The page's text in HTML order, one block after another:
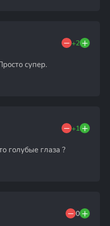
+2
супер.
+1
голубые глаза ?
0